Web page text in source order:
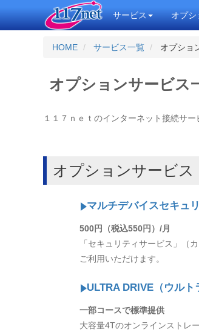
サービス オプシ
HOME サービス一覧 オプショ
オプションサービス
１１７ｎｅｔのインターネット接続サ
オプションサービス
マルチデバイスセキュ
500円（税込550円）/月
「セキュリティサービス」（
ご利用いただけます。
ULTRA DRIVE（ウル
一部コースで標準提供
大容量4Tのオンラインストレ